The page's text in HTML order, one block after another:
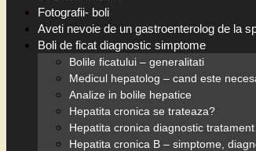
Fotografii- boli
Aveti nevoie de un gastroenterolog de la
Boli de ficat diagnostic simptome
Bolile ficatului – generalitati
Medicul hepatolog – cand este
Analize in bolile hepatice
Hepatita cronica se trateaza?
Hepatita cronica diagnostic tratament
Hepatita cronica B – simptome,